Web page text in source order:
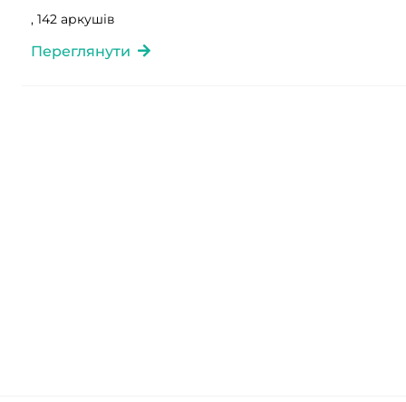
, 142 аркушів
Переглянути